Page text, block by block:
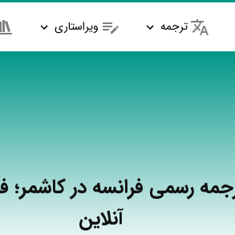
ترجمه ویراستاری
رسمی فرانسه در کاشمر؛
آنلاین